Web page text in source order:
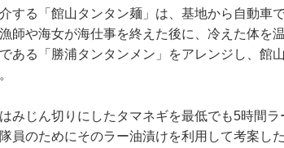
する「館山タンタン麺」は、基地から自動車
師や海女が海仕事を終えた後に、冷えた体を
ある「勝浦タンタンメン」をアレンジし、館
みじん切りにしたタマネギを最低でも5時間
員のためにそのラー油漬けを利用して考案し